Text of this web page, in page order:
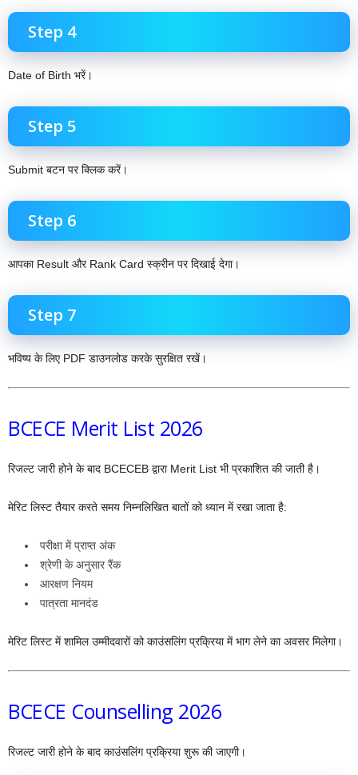
Step 4
Date of Birth भरें।
Step 5
Submit बटन पर क्लिक करें।
Step 6
आपका Result और Rank Card स्क्रीन पर दिखाई देगा।
Step 7
भविष्य के लिए PDF डाउनलोड करके सुरक्षित रखें।
BCECE Merit List 2026
रिजल्ट जारी होने के बाद BCECEB द्वारा Merit List भी प्रकाशित की जाती है।
मेरिट लिस्ट तैयार करते समय निम्नलिखित बातों को ध्यान में रखा जाता है:
परीक्षा में प्राप्त अंक
श्रेणी के अनुसार रैंक
आरक्षण नियम
पात्रता मानदंड
मेरिट लिस्ट में शामिल उम्मीदवारों को काउंसलिंग प्रक्रिया में भाग लेने का अवसर मिलेगा।
BCECE Counselling 2026
रिजल्ट जारी होने के बाद काउंसलिंग प्रक्रिया शुरू की जाएगी।